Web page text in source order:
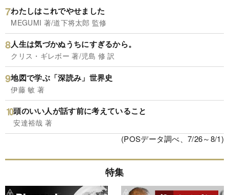
わたしはこれでやせました
MEGUMI 著/道下将太郎 監修
人生は気づかぬうちにすぎるから。
クリス・ギレボー 著/児島 修 訳
地図で学ぶ「深読み」世界史
伊藤 敏 著
頭のいい人が話す前に考えていること
安達裕哉 著
(POSデータ調べ、7/26～8/1)
特集